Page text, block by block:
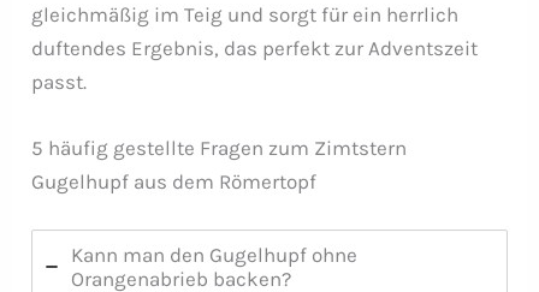
gleichmäßig im Teig und sorgt für ein herrlich
duftendes Ergebnis, das perfekt zur Adventszeit
passt.
5 häufig gestellte Fragen zum Zimtstern
Gugelhupf aus dem Römertopf
Kann man den Gugelhupf ohne
Orangenabrieb backen?